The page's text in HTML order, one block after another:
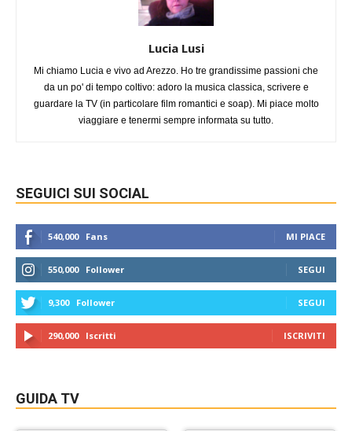
Lucia Lusi
Mi chiamo Lucia e vivo ad Arezzo. Ho tre grandissime passioni che
da un po' di tempo coltivo: adoro la musica classica, scrivere e
guardare la TV (in particolare film romantici e soap). Mi piace molto
viaggiare e tenermi sempre informata su tutto.
SEGUICI SUI SOCIAL
540,000 Fans MI PIACE
550,000 Follower SEGUI
9,300 Follower SEGUI
290,000 Iscritti ISCRIVITI
GUIDA TV